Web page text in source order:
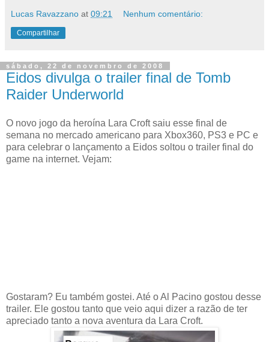
Lucas Ravazzano at 09:21 Nenhum comentário:
Compartilhar
sábado, 22 de novembro de 2008
Eidos divulga o trailer final de Tomb
Raider Underworld
O novo jogo da heroína Lara Croft saiu esse final de
semana no mercado americano para Xbox360, PS3 e PC e
para celebrar o lançamento a Eidos soltou o trailer final do
game na internet. Vejam:
Gostaram? Eu também gostei. Até o Al Pacino gostou desse
trailer. Ele gostou tanto que veio aqui dizer a razão de ter
apreciado tanto a nova aventura da Lara Croft.